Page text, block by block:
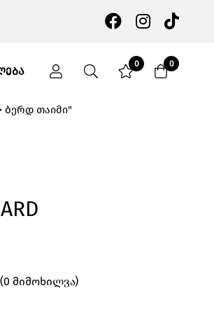
0 0
ბერდ თაიმი"
(0 მიმოხილვა)